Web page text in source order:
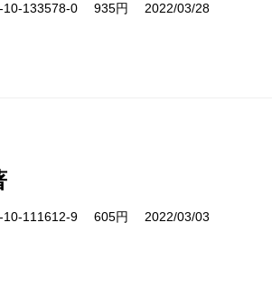
10-133578-0 935円 2022/03/28
10-111612-9 605円 2022/03/03